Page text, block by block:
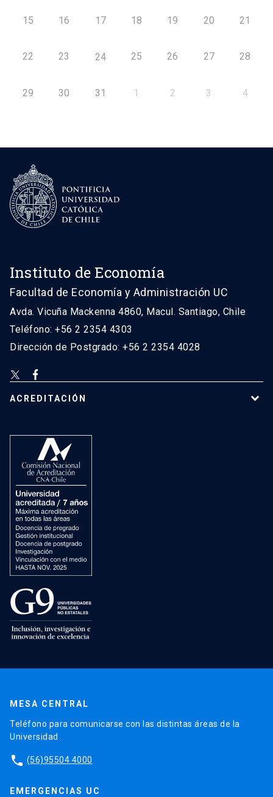
15 16 17 18 19 20 21
22 23 24 25 26 27 28
29 30 31 1 2 3 4
Instituto de Economía
Facultad de Economía y Administración UC
Avda. Vicuña Mackenna 4860, Macul. Santiago, Chile
Teléfono: +56 2 2354 4303
Dirección de Postgrado: +56 2 2354 4028
ACREDITACIÓN
MESA CENTRAL
Teléfono para comunicarse con las distintas áreas de la
Universidad.
phone (56)95504 4000
EMERGENCIAS UC